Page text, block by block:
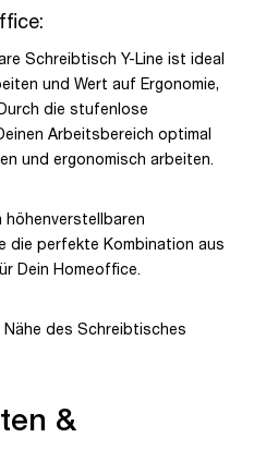
Schreibtisch Y-Line ist ideal
und Wert auf Ergonomie,
die stufenlose
Arbeitsbereich optimal
und ergonomisch arbeiten.
höhenverstellbaren
die perfekte Kombination aus
Dein Homeoffice.
des Schreibtisches
&